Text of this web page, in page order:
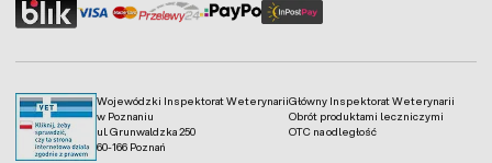
Wojewódzki Inspektorat Weterynarii
w Poznaniu
ul. Grunwaldzka 250
60-166 Poznań
Główny Inspektorat Weterynarii
Obrót produktami leczniczymi
OTC na odległość